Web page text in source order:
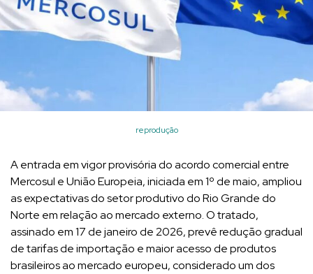
reprodução
A entrada em vigor provisória do acordo comercial entre
Mercosul e União Europeia, iniciada em 1º de maio, ampliou
as expectativas do setor produtivo do Rio Grande do
Norte em relação ao mercado externo. O tratado,
assinado em 17 de janeiro de 2026, prevê redução gradual
de tarifas de importação e maior acesso de produtos
brasileiros ao mercado europeu, considerado um dos